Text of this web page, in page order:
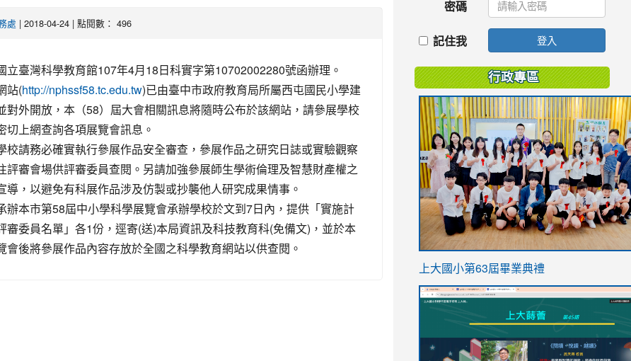
處 | 2018-04-24 | 點閱數： 496
立臺灣科學教育館107年4月18日科實字第10702002280號函辦理。
站(http://nphssf58.tc.edu.tw)已由臺中市政府教育局所屬西屯國民小學建
對外開放，本（58）屆大會相關訊息將隨時公布於該網站，請參展學校
切上網查詢各項展覽會訊息。
校請務必確實執行參展作品安全審查，參展作品之研究日誌或實驗觀察
評審會場供評審委員查閱。另請加強參展師生學術倫理及智慧財產權之
導，以避免有科展作品涉及仿製或抄襲他人研究成果情事。
辦本市第58屆中小學科學展覽會承辦學校於文到7日內，提供「實施計
審委員名單」各1份，逕寄(送)本局資訊及科技教育科(免備文)，並於本
會後將參展作品內容存放於全國之科學教育網站以供查閱。
密碼
記住我 登入
行政專區
link
https://sites.google.com/stes.tyc.edu.tw/
上大國小第63屆畢業典禮
link